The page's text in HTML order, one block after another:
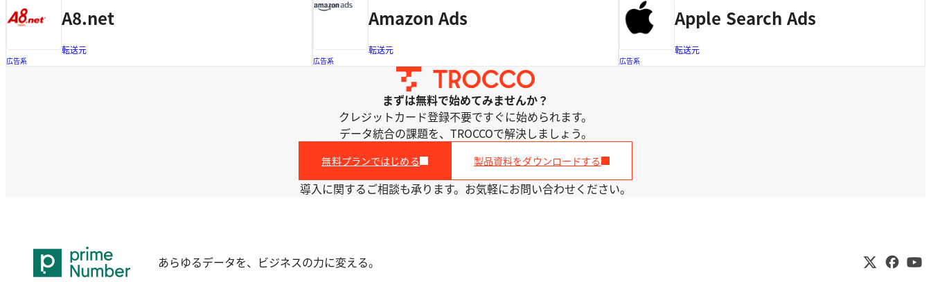
A8.net
転送元
広告系
Amazon Ads
転送元
広告系
Apple Search Ads
転送元
広告系
まずは無料で始めてみませんか？
クレジットカード登録不要ですぐに始められます。
データ統合の課題を、TROCCOで解決しましょう。
無料プランではじめる 製品資料をダウンロードする
導入に関するご相談も承ります。お気軽にお問い合わせください。
あらゆるデータを、ビジネスの力に変える。